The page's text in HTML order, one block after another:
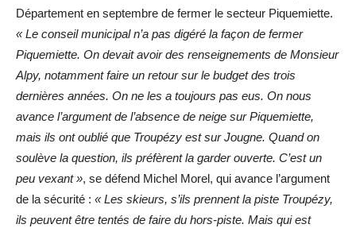
Département en septembre de fermer le secteur Piquemiette.
« Le conseil municipal n’a pas digéré la façon de fermer
Piquemiette. On devait avoir des renseignements de Monsieur
Alpy, notamment faire un retour sur le budget des trois
dernières années. On ne les a toujours pas eus. On nous
avance l’argument de l’absence de neige sur Piquemiette,
mais ils ont oublié que Troupézy est sur Jougne. Quand on
soulève la question, ils préfèrent la garder ouverte. C’est un
peu vexant », se défend Michel Morel, qui avance l’argument
de la sécurité : « Les skieurs, s’ils prennent la piste Troupézy,
ils peuvent être tentés de faire du hors-piste. Mais qui est